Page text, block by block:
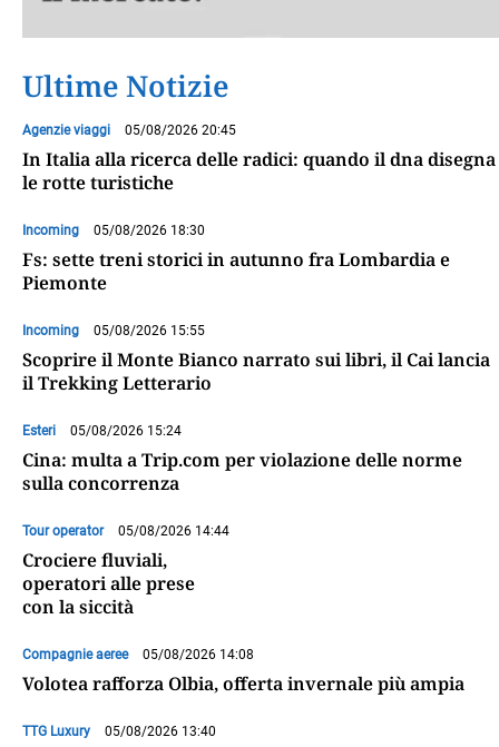
Ultime Notizie
Agenzie viaggi 05/08/2026 20:45
In Italia alla ricerca delle radici: quando il dna disegna
le rotte turistiche
Incoming 05/08/2026 18:30
Fs: sette treni storici in autunno fra Lombardia e
Piemonte
Incoming 05/08/2026 15:55
Scoprire il Monte Bianco narrato sui libri, il Cai lancia
il Trekking Letterario
Esteri 05/08/2026 15:24
Cina: multa a Trip.com per violazione delle norme
sulla concorrenza
Tour operator 05/08/2026 14:44
Crociere fluviali,
operatori alle prese
con la siccità
Compagnie aeree 05/08/2026 14:08
Volotea rafforza Olbia, offerta invernale più ampia
TTG Luxury 05/08/2026 13:40